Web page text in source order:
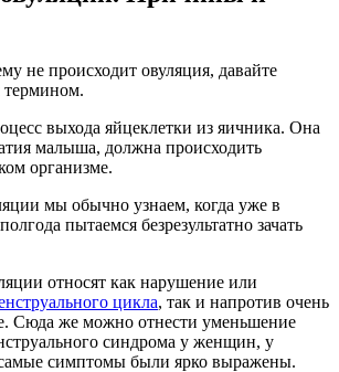
не происходит овуляция, давайте
термином.
выхода яйцеклетки из яичника. Она
малыша, должна происходить
организме.
мы обычно узнаем, когда уже в
пытаемся безрезультатно зачать
относят как нарушение или
цикла, так и напротив очень
Сюда же можно отнести уменьшение
синдрома у женщин, у
симптомы были ярко выражены.